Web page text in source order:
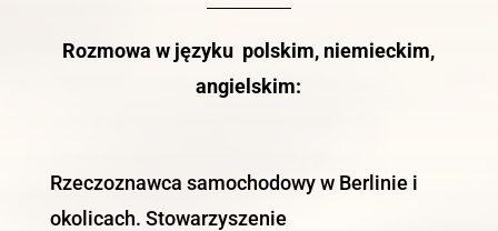
Rozmowa w języku polskim, niemieckim,
angielskim:
Rzeczoznawca samochodowy w Berlinie i
okolicach. Stowarzyszenie